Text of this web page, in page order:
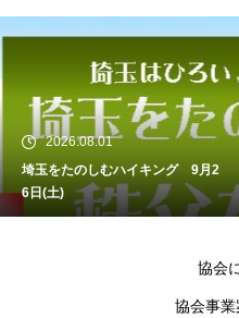
2026.08.01
埼玉をたのしむハイキング 9月2
6日(土)
協会
協会事